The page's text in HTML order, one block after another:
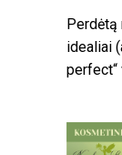
Perdėtą
idealiai